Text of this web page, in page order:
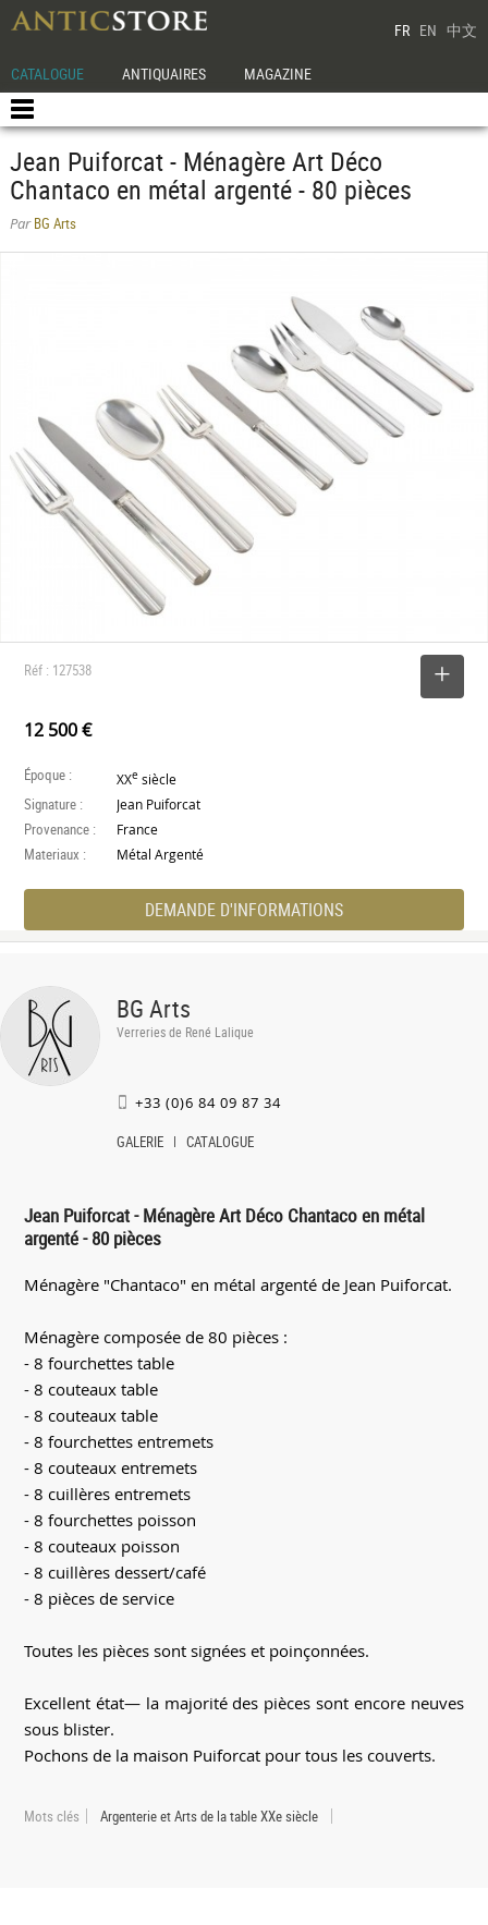
FR EN 中文
CATALOGUE ANTIQUAIRES MAGAZINE
Jean Puiforcat - Ménagère Art Déco
Chantaco en métal argenté - 80 pièces
ParBG Arts
Réf : 127538
12 500 €
Époque : XXe siècle
Signature : Jean Puiforcat
Provenance : France
Materiaux : Métal Argenté
DEMANDE D'INFORMATIONS
BG Arts
Verreries de René Lalique
+33 (0)6 84 09 87 34
GALERIE CATALOGUE
Jean Puiforcat - Ménagère Art Déco Chantaco en métal
argenté - 80 pièces
Ménagère "Chantaco" en métal argenté de Jean Puiforcat.
Ménagère composée de 80 pièces :
- 8 fourchettes table
- 8 couteaux table
- 8 couteaux table
- 8 fourchettes entremets
- 8 couteaux entremets
- 8 cuillères entremets
- 8 fourchettes poisson
- 8 couteaux poisson
- 8 cuillères dessert/café
- 8 pièces de service
Toutes les pièces sont signées et poinçonnées.
Excellent état— la majorité des pièces sont encore neuves
sous blister.
Pochons de la maison Puiforcat pour tous les couverts.
Mots clés Argenterie et Arts de la table XXe siècle